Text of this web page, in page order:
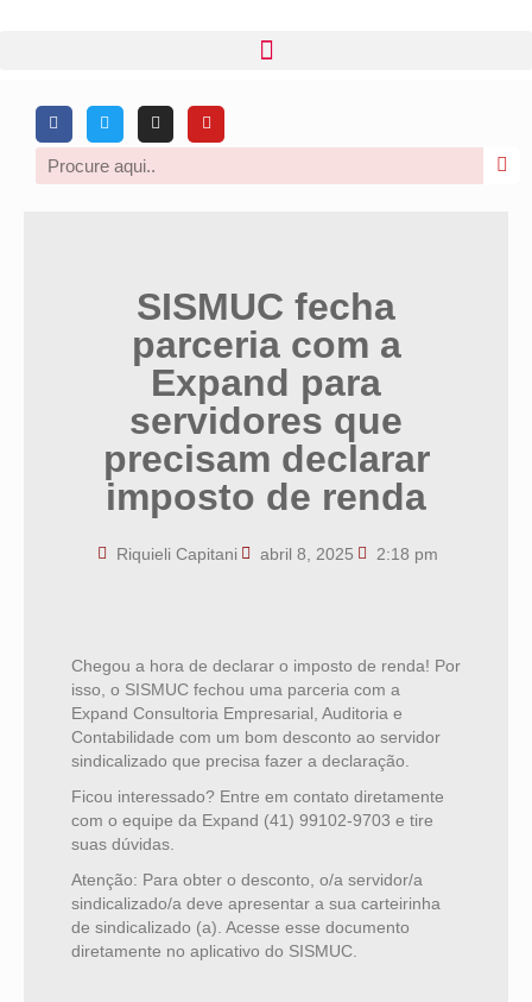
SISMUC fecha
parceria com a
Expand para
servidores que
precisam declarar
imposto de renda
Riquieli Capitani abril 8, 2025 2:18 pm
Chegou a hora de declarar o imposto de renda! Por
isso, o SISMUC fechou uma parceria com a
Expand Consultoria Empresarial, Auditoria e
Contabilidade com um bom desconto ao servidor
sindicalizado que precisa fazer a declaração.
Ficou interessado? Entre em contato diretamente
com o equipe da Expand (41) 99102-9703 e tire
suas dúvidas.
Atenção: Para obter o desconto, o/a servidor/a
sindicalizado/a deve apresentar a sua carteirinha
de sindicalizado (a). Acesse esse documento
diretamente no aplicativo do SISMUC.